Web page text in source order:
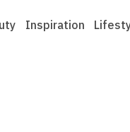
Inspiration